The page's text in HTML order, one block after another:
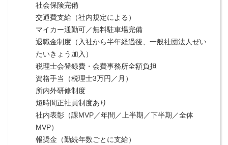
社会保険完備
交通費支給（社内規定による）
マイカー通勤可／無料駐車場完備
退職金制度（入社から半年経過後、一般社団法人ぜい
たいきょう加入）
税理士会登録費・会費事務所全額負担
資格手当（税理士3万円／月）
所内外研修制度
短時間正社員制度あり
社内表彰（課MVP／年間／上半期／下半期／全体
MVP）
報奨金（勤続年数ごとに支給）